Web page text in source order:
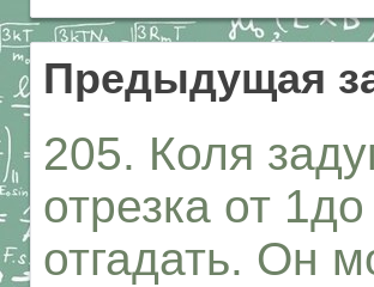
Предыдущая
205. Коля
отрезка от
отгадать. Он